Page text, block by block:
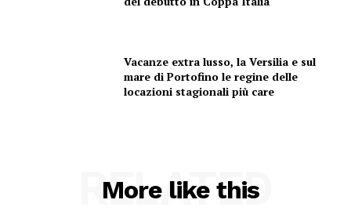
Vacanze extra lusso, la Versilia e sul
mare di Portofino le regine delle
locazioni stagionali più care
More like this
RELATED